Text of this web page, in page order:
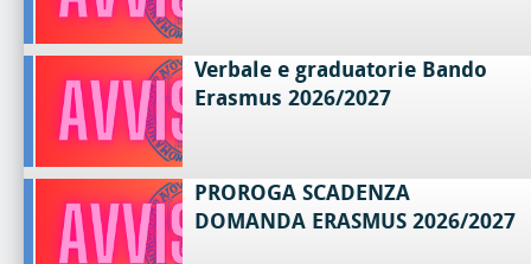
Verbale e graduatorie Bando
Erasmus 2026/2027
PROROGA SCADENZA
DOMANDA ERASMUS 2026/2027